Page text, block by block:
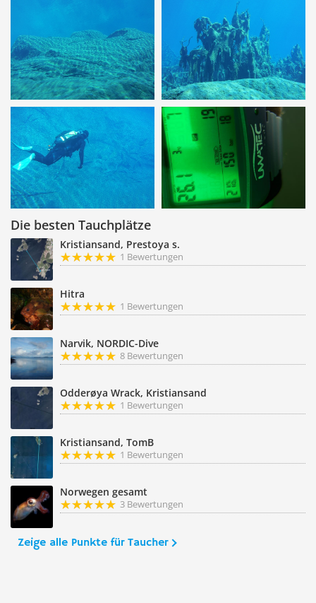
Die besten Tauchplätze
Kristiansand, Prestoya s.
1 Bewertungen
Hitra
1 Bewertungen
Narvik, NORDIC-Dive
8 Bewertungen
Odderøya Wrack, Kristiansand
1 Bewertungen
Kristiansand, TomB
1 Bewertungen
Norwegen gesamt
3 Bewertungen
Zeige alle Punkte für Taucher